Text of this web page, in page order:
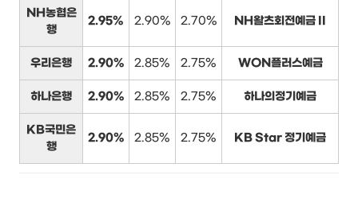
NH농협은
행
2.95% 2.90% 2.70% NH왈츠회전예금 II
우리은행 2.90% 2.85% 2.75% WON플러스예금
하나은행 2.90% 2.85% 2.75% 하나의정기예금
KB국민은
행
2.90% 2.85% 2.75% KB Star 정기예금